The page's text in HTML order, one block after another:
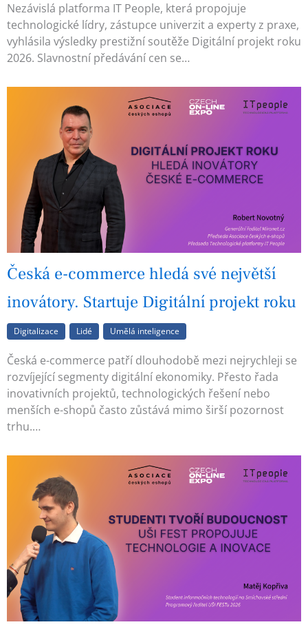
Nezávislá platforma IT People, která propojuje
technologické lídry, zástupce univerzit a experty z praxe,
vyhlásila výsledky prestižní soutěže Digitální projekt roku
2026. Slavnostní předávání cen se…
Česká e-commerce hledá své největší
inovátory. Startuje Digitální projekt roku
Digitalizace Lidé Umělá inteligence
Česká e-commerce patří dlouhodobě mezi nejrychleji se
rozvíjející segmenty digitální ekonomiky. Přesto řada
inovativních projektů, technologických řešení nebo
menších e-shopů často zůstává mimo širší pozornost
trhu.…